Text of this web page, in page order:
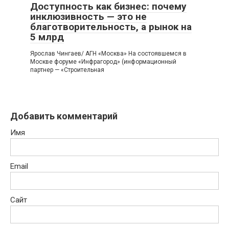
Доступность как бизнес: почему
инклюзивность — это не
благотворительность, а рынок на
5 млрд
Ярослав Чингаев/ АГН «Москва» На состоявшемся в
Москве форуме «Инфрагород» (информационный
партнер — «Строительная
Добавить комментарий
Имя
Email
Сайт